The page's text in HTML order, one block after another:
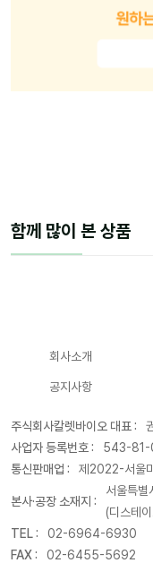
함께 많이 본 상품
회사소개
공지사항
주식회사칼렛바이오 대표 :
사업자 등록번호 :
543-81-
통신판매업 :
제2022-서울
본사·공장 소재지 :
서울특
(디스테
TEL :
02-6964-6930
FAX :
02-6455-5692